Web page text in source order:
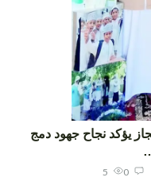
يؤكد نجاح جهود دمج
5